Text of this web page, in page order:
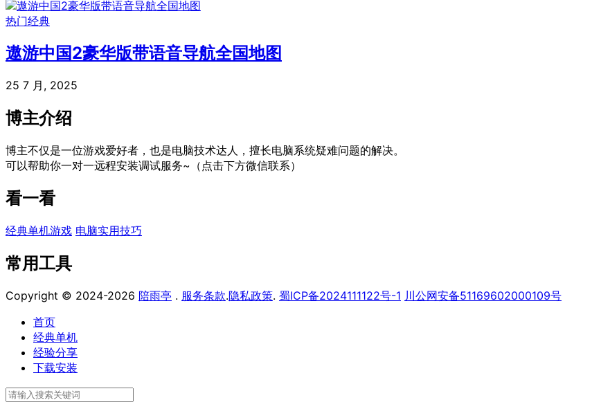
热门经典
遨游中国2豪华版带语音导航全国地图
25 7 月, 2025
博主介绍
博主不仅是一位游戏爱好者，也是电脑技术达人，擅长电脑系统疑难问题的解决。
可以帮助你一对一远程安装调试服务~（点击下方微信联系）
看一看
经典单机游戏 电脑实用技巧
常用工具
Copyright © 2024-2026 陪雨亭 . 服务条款.隐私政策. 蜀ICP备2024111122号-1 川公网安备51169602000109号
首页
经典单机
经验分享
下载安装